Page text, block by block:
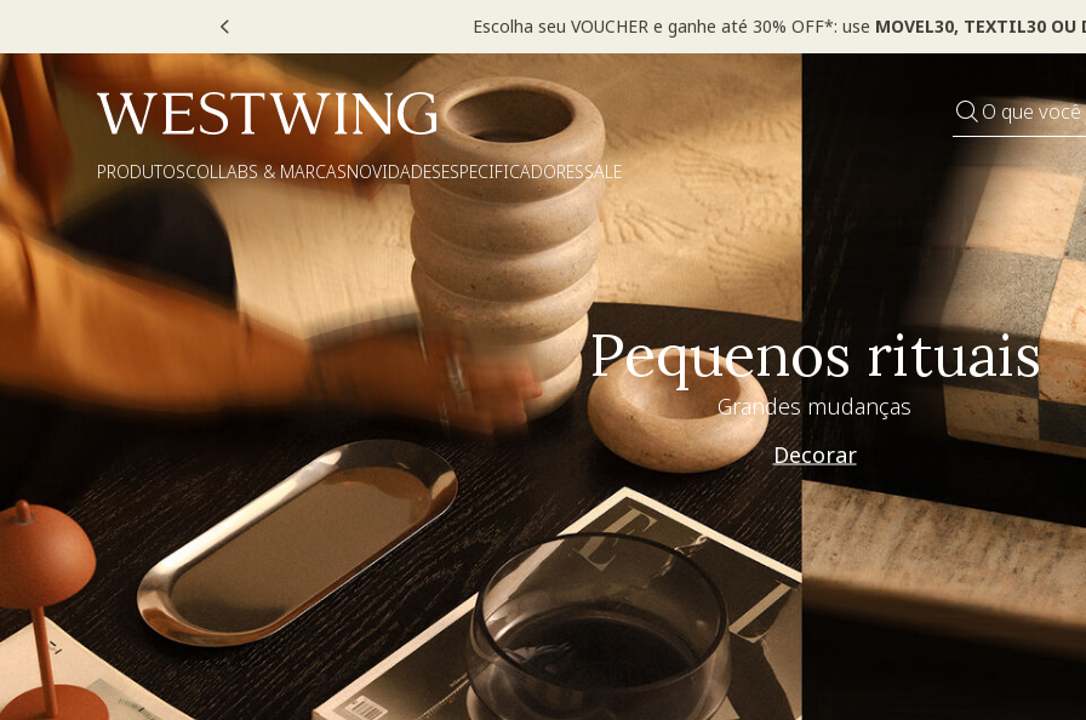
Escolha seu VOUCHER e ganhe até 30% OFF*: use MOVEL30, TEXTIL30 OU
O que
PRODUTOSCOLLABS & MARCASNOVIDADESESPECIFICADORESSALE
Especial Dia dos
Westwing + @_nathaliacandelaria
Vem ver